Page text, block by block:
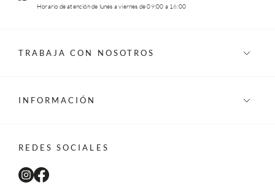
Horario de atención de lunes a viernes de 09:00 a 16:00
TRABAJA CON NOSOTROS
INFORMACIÓN
REDES SOCIALES